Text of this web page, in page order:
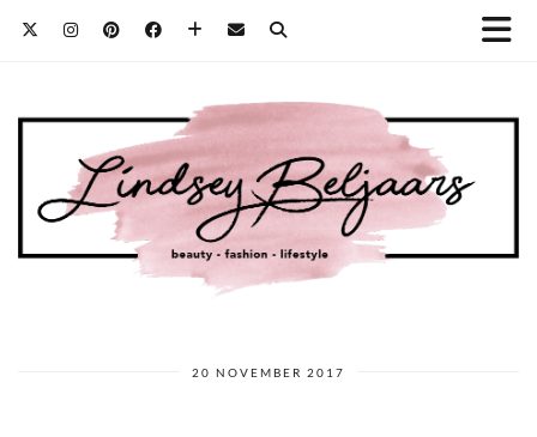
20 NOVEMBER 2017